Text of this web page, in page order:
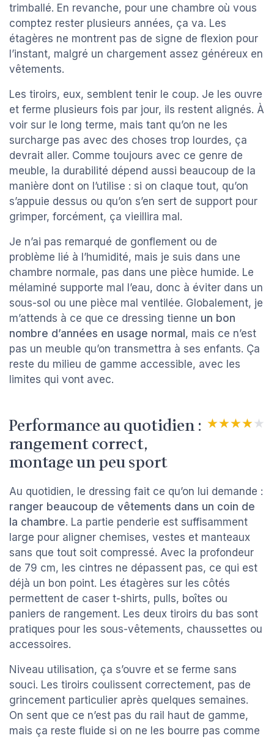
trimballé. En revanche, pour une chambre où vous
comptez rester plusieurs années, ça va. Les
étagères ne montrent pas de signe de flexion pour
l’instant, malgré un chargement assez généreux en
vêtements.
Les tiroirs, eux, semblent tenir le coup. Je les ouvre
et ferme plusieurs fois par jour, ils restent alignés. À
voir sur le long terme, mais tant qu’on ne les
surcharge pas avec des choses trop lourdes, ça
devrait aller. Comme toujours avec ce genre de
meuble, la durabilité dépend aussi beaucoup de la
manière dont on l’utilise : si on claque tout, qu’on
s’appuie dessus ou qu’on s’en sert de support pour
grimper, forcément, ça vieillira mal.
Je n’ai pas remarqué de gonflement ou de
problème lié à l’humidité, mais je suis dans une
chambre normale, pas dans une pièce humide. Le
mélaminé supporte mal l’eau, donc à éviter dans un
sous-sol ou une pièce mal ventilée. Globalement, je
m’attends à ce que ce dressing tienne un bon
nombre d’années en usage normal , mais ce n’est
pas un meuble qu’on transmettra à ses enfants. Ça
reste du milieu de gamme accessible, avec les
limites qui vont avec.
Performance au quotidien :
rangement correct,
montage un peu sport
★★★★★
★★★★★
Au quotidien, le dressing fait ce qu’on lui demande :
ranger beaucoup de vêtements dans un coin de
la chambre. La partie penderie est suffisamment
large pour aligner chemises, vestes et manteaux
sans que tout soit compressé. Avec la profondeur
de 79 cm, les cintres ne dépassent pas, ce qui est
déjà un bon point. Les étagères sur les côtés
permettent de caser t-shirts, pulls, boîtes ou
paniers de rangement. Les deux tiroirs du bas sont
pratiques pour les sous-vêtements, chaussettes ou
accessoires.
Niveau utilisation, ça s’ouvre et se ferme sans
souci. Les tiroirs coulissent correctement, pas de
grincement particulier après quelques semaines.
On sent que ce n’est pas du rail haut de gamme,
mais ça reste fluide si on ne les bourre pas comme